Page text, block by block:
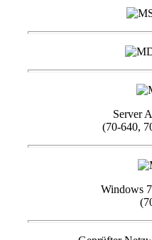
Server
(70-640,
Windows